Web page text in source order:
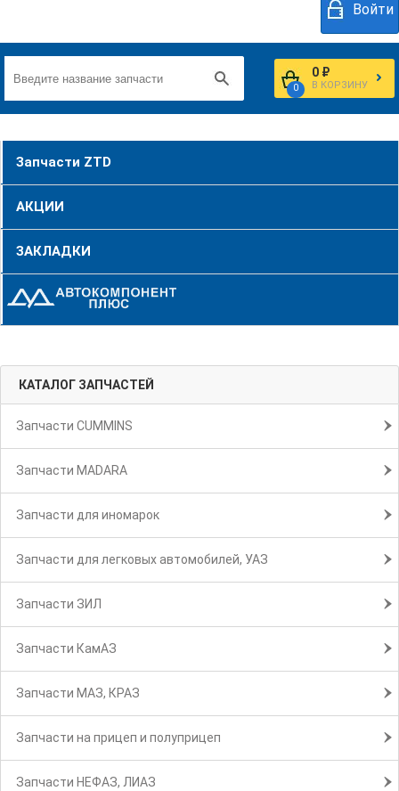
Войти
0
0 ₽
В КОРЗИНУ
Запчасти ZTD
АКЦИИ
ЗАКЛАДКИ
КАТАЛОГ ЗАПЧАСТЕЙ
Запчасти CUMMINS
Запчасти MADARA
Запчасти для иномарок
Запчасти для легковых автомобилей, УАЗ
Запчасти ЗИЛ
Запчасти КамАЗ
Запчасти МАЗ, КРАЗ
Запчасти на прицеп и полуприцеп
Запчасти НЕФАЗ, ЛИАЗ